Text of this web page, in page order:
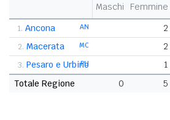
Maschi Femmine
1. AN
Ancona 2
2. MC
Macerata 2
3. PU
Pesaro e Urbino 1
Totale Regione
0 5